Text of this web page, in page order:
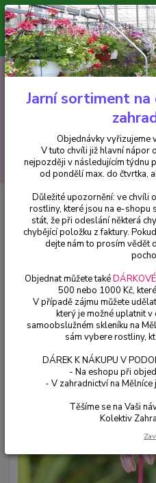
Minimální hodnota pro
V tuto chvíli již hlavní nápor
nejpozději v následujícím týdnu
vyřizujeme v
+420 602 223 614
Fuchsie De Groot's
De Groot's
Jarní sortiment na
Objednávky vyřizujeme
V tuto chvíli již hlavní nápor
nejpozději v následujícím týdnu
od pondělí max. do čtvrtka,
Důležité upozornění: ve chvíli
rostliny, které jsou na e-shopu
stát, že při odeslání některá
chybějící položku z faktury.
dejte nám to prosím vědět
Objednat můžete také
500 nebo 1000 Kč,
V případě zájmu můžete
který je možné uplatnit
samoobslužném skleníku na
sám vybere rostliny,
DÁREK K NÁKUPU V
- Na eshopu při
- V zahradnictví na Mělníce
Těšíme se na Vaši
Kolektiv